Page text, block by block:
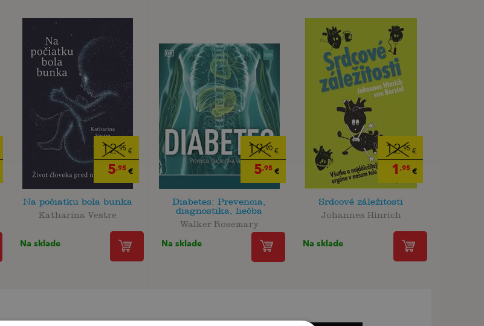
12,95€
5,95€
Na počiatku bola bunka
Katharina Vestre
Na sklade
19,90 €
5,95 €
Diabetes: Prevencia,
diagnostika, liečba
Walker Rosemary
Na sklade
12,95€
1 ,95€
Srdcové záležitosti
Johannes Hinrich
Na sklade